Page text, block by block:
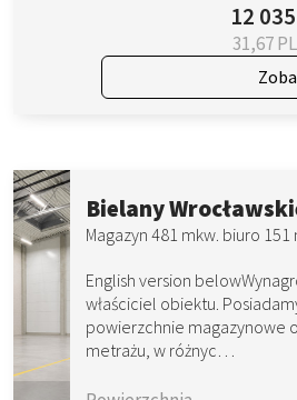
12
31,67
Bielany
Magazyn 481 mkw. biuro
English version
właściciel obiektu.
powierzchnie magazynowe
metrażu, w różnyc…